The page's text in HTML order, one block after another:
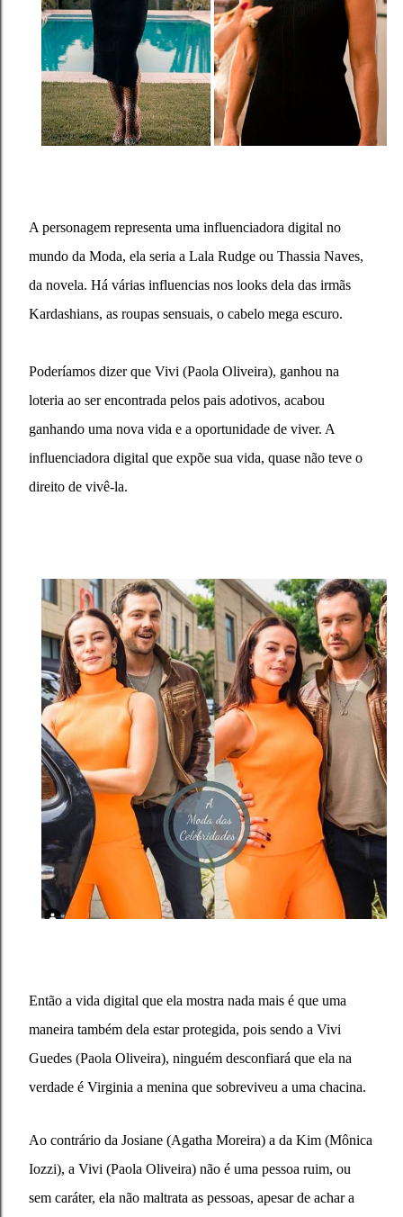
A personagem representa uma influenciadora digital no
mundo da Moda, ela seria a Lala Rudge ou Thassia Naves,
da novela. Há várias influencias nos looks dela das irmãs
Kardashians, as roupas sensuais, o cabelo mega escuro.
Poderíamos dizer que Vivi (Paola Oliveira), ganhou na
loteria ao ser encontrada pelos pais adotivos, acabou
ganhando uma nova vida e a oportunidade de viver. A
influenciadora digital que expõe sua vida, quase não teve o
direito de vivê-la.
Então a vida digital que ela mostra nada mais é que uma
maneira também dela estar protegida, pois sendo a Vivi
Guedes (Paola Oliveira), ninguém desconfiará que ela na
verdade é Virginia a menina que sobreviveu a uma chacina.
Ao contrário da Josiane (Agatha Moreira) a da Kim (Mônica
Iozzi), a Vivi (Paola Oliveira) não é uma pessoa ruim, ou
sem caráter, ela não maltrata as pessoas, apesar de achar a